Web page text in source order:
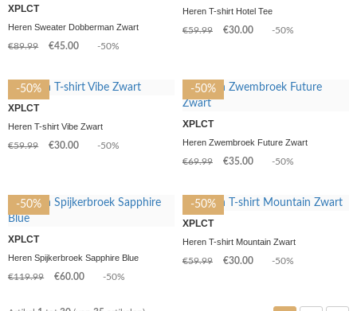
XPLCT
Heren Sweater Dobberman Zwart
€89.99
€45.00 -50%
Heren T-shirt Hotel Tee
€59.99
€30.00 -50%
-50%
XPLCT
Heren T-shirt Vibe Zwart
€59.99
€30.00 -50%
-50%
XPLCT
Heren Zwembroek Future Zwart
€69.99
€35.00 -50%
-50%
XPLCT
Heren Spijkerbroek Sapphire Blue
€119.99
€60.00 -50%
-50%
XPLCT
Heren T-shirt Mountain Zwart
€59.99
€30.00 -50%